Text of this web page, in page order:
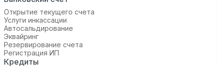
Открытие текущего счета
Услуги инкассации
Автосальдирование
Эквайринг
Резервирование счета
Регистрация ИП
Кредиты